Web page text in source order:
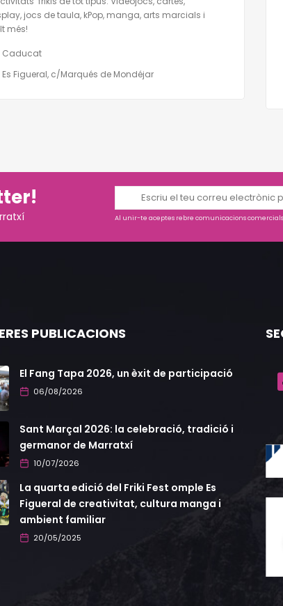
jocs de taula, kPop, manga, arts marcials i
més!
Caducat
Es Figueral, c/Marqués de Mondéjar
Al unir-te aceptes rebre comunicacions
PUBLICACIONS
El Fang Tapa 2026, un èxit de participació
06/08/2026
Sant Marçal 2026: la celebració, tradició i
germanor de Marratxí
10/07/2026
La quarta edició del Friki Fest omple Es
Figueral de creativitat, cultura manga i
ambient familiar
20/05/2025